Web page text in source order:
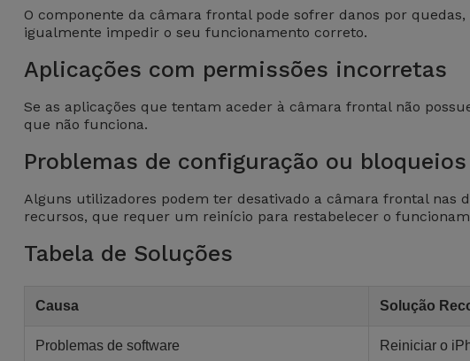
Outras
Marcas
tudo
Telemóvel
Gadgets
Higiene
Carteiras,
Bolsas e
e Acessórios
Mobilidade,
O componente da câmara frontal pode sofrer danos por
igualmente impedir o seu funcionamento correto.
Aplicações com permissões incorretas
Se as aplicações que tentam aceder à câmara frontal não
que não funciona.
Problemas de configuração ou
Alguns utilizadores podem ter desativado a câmara frontal nas
recursos, que requer um reinício para restabelecer o
Tabela de Soluções
Causa Solução
Problemas de software Reiniciar o